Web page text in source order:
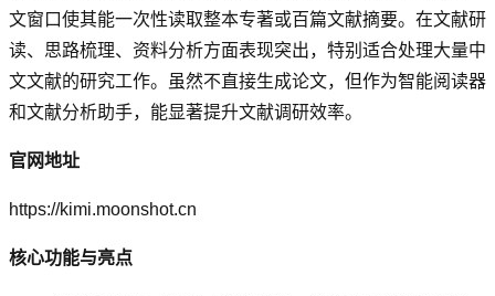
文窗口使其能一次性读取整本专著或百篇文献摘要。在文献研
读、思路梳理、资料分析方面表现突出，特别适合处理大量中
文文献的研究工作。虽然不直接生成论文，但作为智能阅读器
和文献分析助手，能显著提升文献调研效率。
官网地址
https://kimi.moonshot.cn
核心功能与亮点